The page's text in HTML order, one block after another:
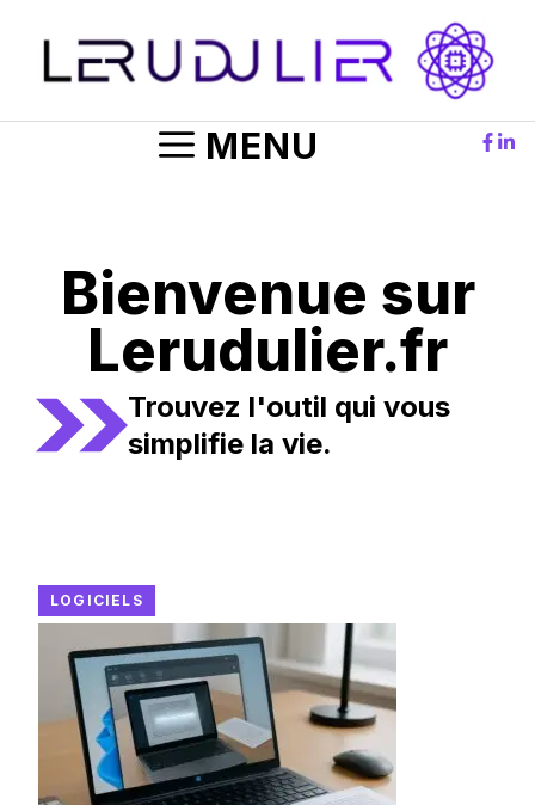
contenu
MENU
Bienvenue sur
Lerudulier.fr
Trouvez l'outil qui vous
simplifie la vie.
LOGICIELS